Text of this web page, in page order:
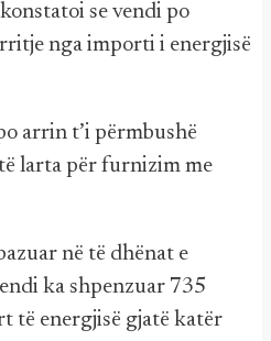
se vendi po
nga importi i energjisë
arrin t’i përmbushë
larta për furnizim me
në të dhënat e
ka shpenzuar 735
të energjisë gjatë katër